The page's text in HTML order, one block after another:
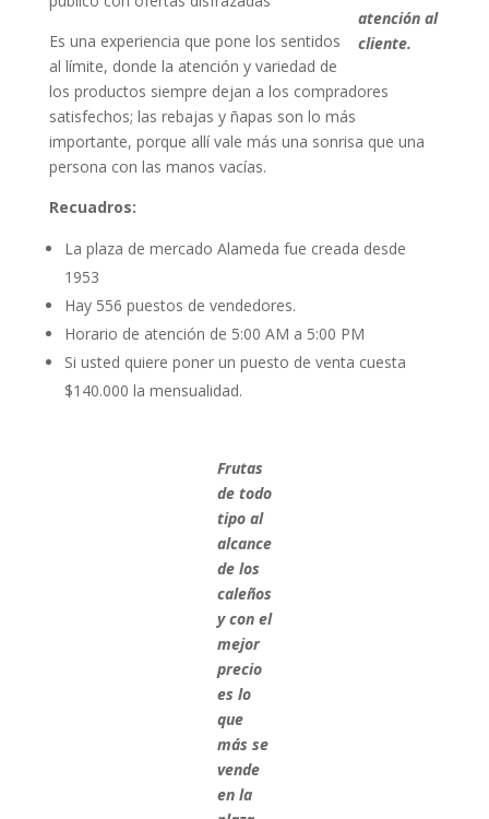
atención al
cliente.
Es una experiencia que pone los sentidos
al límite, donde la atención y variedad de
los productos siempre dejan a los compradores
satisfechos; las rebajas y ñapas son lo más
importante, porque allí vale más una sonrisa que una
persona con las manos vacías.
Recuadros:
La plaza de mercado Alameda fue creada desde
1953
Hay 556 puestos de vendedores.
Horario de atención de 5:00 AM a 5:00 PM
Si usted quiere poner un puesto de venta cuesta
$140.000 la mensualidad.
Frutas
de todo
tipo al
alcance
de los
caleños
y con el
mejor
precio
es lo
que
más se
vende
en la